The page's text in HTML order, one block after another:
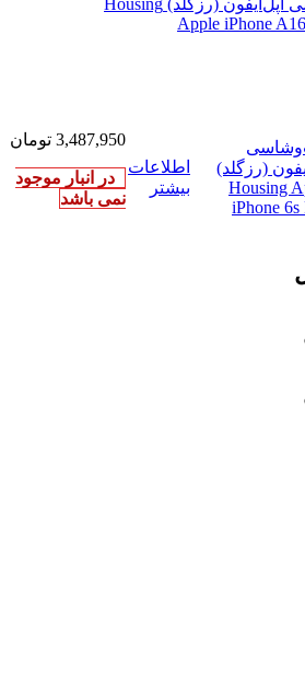
(رزگلد)
Housing
iPhone 6s
اطلاعات
بیشتر
3,487,950 تومان
در انبار موجود
نمی باشد